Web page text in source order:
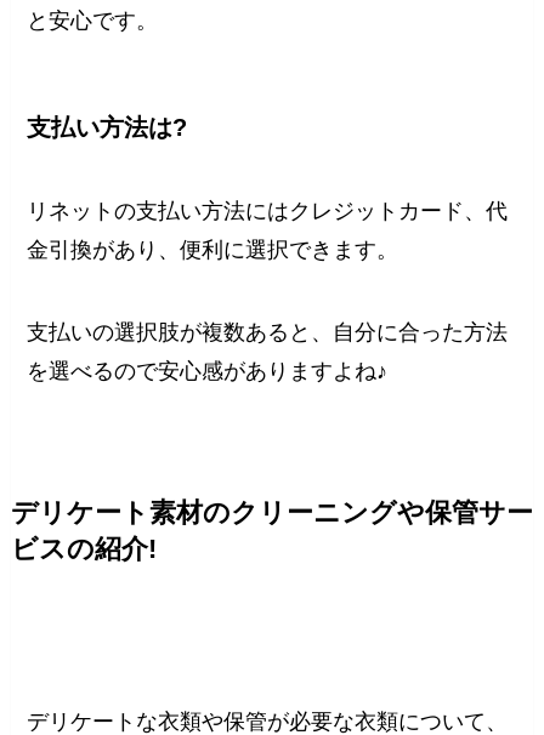
と安心です。
支払い方法は?
リネットの支払い方法にはクレジットカード、代
金引換があり、便利に選択できます。
支払いの選択肢が複数あると、自分に合った方法
を選べるので安心感がありますよね♪
デリケート素材のクリーニングや保管サー
ビスの紹介!
デリケートな衣類や保管が必要な衣類について、